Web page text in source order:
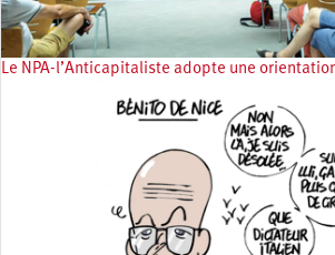
Le NPA-l’Anticapitaliste adopte une